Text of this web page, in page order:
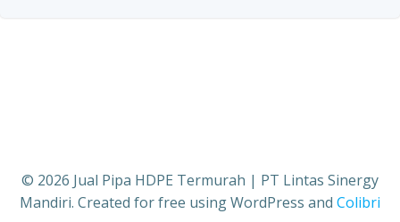
© 2026 Jual Pipa HDPE Termurah | PT Lintas Sinergy
Mandiri. Created for free using WordPress and Colibri